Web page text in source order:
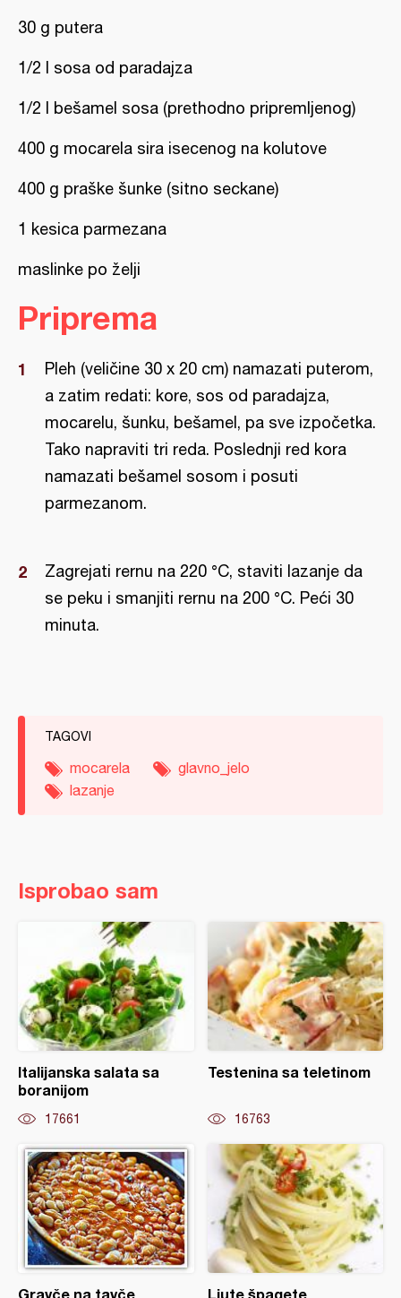
30 g putera
1/2 l sosa od paradajza
1/2 l bešamel sosa (prethodno pripremljenog)
400 g mocarela sira isecenog na kolutove
400 g praške šunke (sitno seckane)
1 kesica parmezana
maslinke po želji
Priprema
Pleh (veličine 30 x 20 cm) namazati puterom,
a zatim redati: kore, sos od paradajza,
mocarelu, šunku, bešamel, pa sve izpočetka.
Tako napraviti tri reda. Poslednji red kora
namazati bešamel sosom i posuti
parmezanom.
Zagrejati rernu na 220 °C, staviti lazanje da
se peku i smanjiti rernu na 200 °C. Peći 30
minuta.
TAGOVI
mocarela
glavno_jelo
lazanje
Isprobao sam
Italijanska salata sa
boranijom
17661
Testenina sa teletinom
16763
Gravče na tavče Ljute špagete